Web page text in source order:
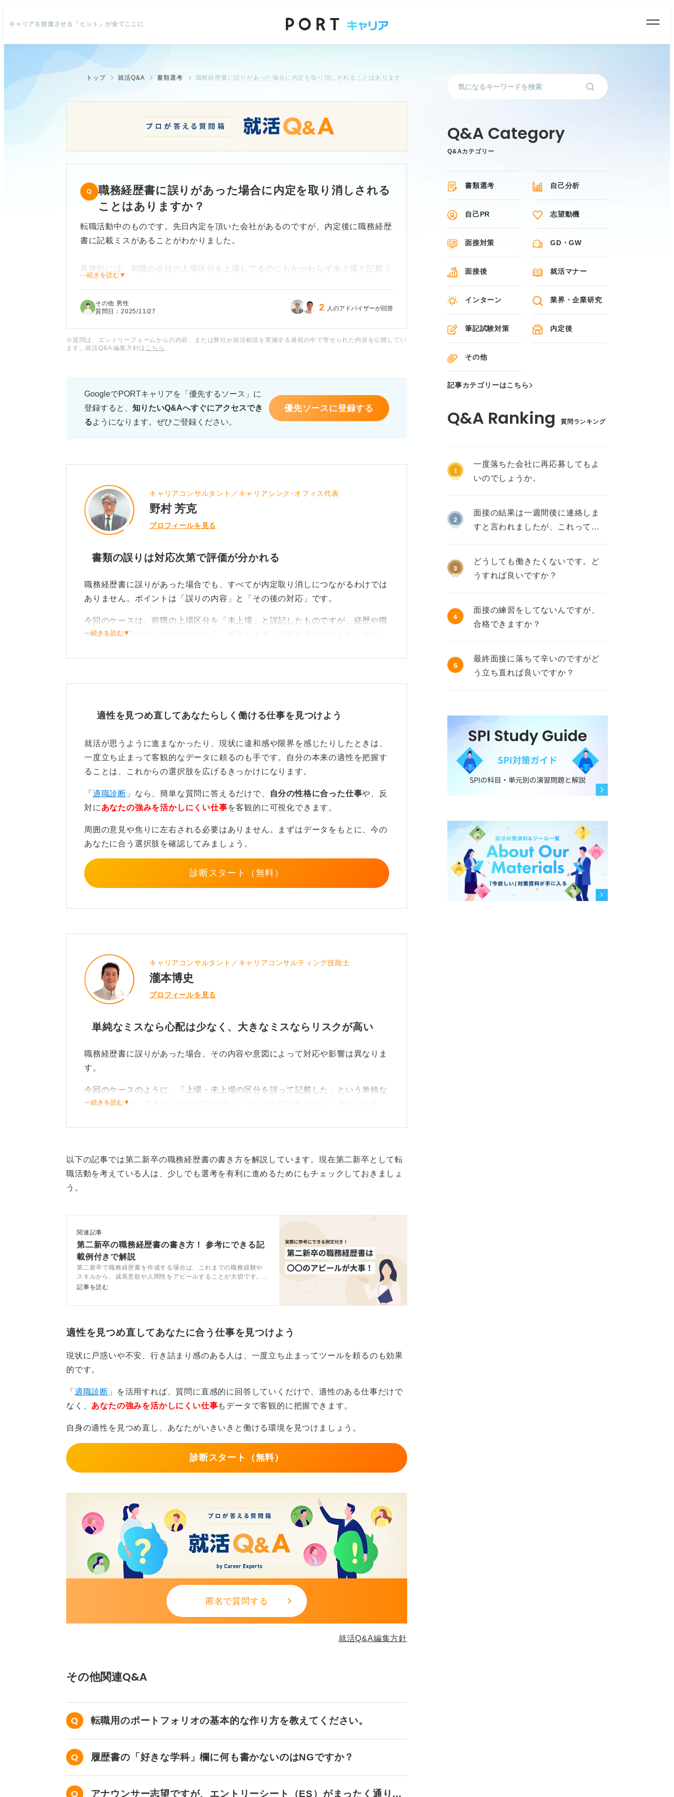
キャリアを前進させる「ヒント」が全てここに
トップ 就活Q&A 書類選考 職務経歴書に誤りがあった場合に内定を取り消しされることはありますか？
職務経歴書に誤りがあった場合に内定を取り消しされる
ことはありますか？
転職活動中のものです。先日内定を頂いた会社があるのですが、内定後に職務経歴
書に記載ミスがあることがわかりました。
具体的には、前職の会社の上場区分を上場してるのにもかかわらず未上場と記載ミ
⋯続きを読む▼
その他 男性
質問日：2025/11/27 2 人のアドバイザーが回答
※質問は、エントリーフォームからの内容、または弊社が就活相談を実施する過程の中で寄せられた内容を公開してい
ます。就活Q&A 編集方針は こちら
GoogleでPORTキャリアを「優先するソース」に
登録すると、 知りたいQ&Aへすぐにアクセスでき
るようになります。ぜひご登録ください。
優先ソースに登録する
キャリアコンサルタント／キャリアシンク･オフィス代表
野村 芳克
プロフィールを見る
書類の誤りは対応次第で評価が分かれる
職務経歴書に誤りがあった場合でも、すべてが内定取り消しにつながるわけでは
ありません。ポイントは「誤りの内容」と「その後の対応」です。
今回のケースは、前職の上場区分を「未上場」と誤記したものですが、経歴や職
務内容を故意に偽ったわけではなく、事実と大きく乖離する虚偽でもありませ
示すものです。企業も「人は誰でもミスをする」と理解しています。重大な経歴
ただし、企業側は「細部の確認を怠る人」という印象を持つ可能性もあります。
そのため、訂正時には「この度は記載内容に誤りがあり、混乱を招いてしまい申
し訳ありません。今後は確認を徹底いたします。」と一言添えると安心感を与え
られます。
今後の対策としては、提出書類は必ず第三者にチェックしてもらう、または自分
で時間を空けて見直す習慣を持つことが重要です。
小さなミスも真摯に対応する姿勢が評価につながります。過度に不安を抱かず、
前向きに入社準備を進めて大丈夫です。
0
⋯続きを読む▼
適性を見つめ直してあなたらしく働ける仕事を見つけよう
就活が思うように進まなかったり、現状に違和感や限界を感じたりしたときは、
一度立ち止まって客観的なデータに頼るのも手です。自分の本来の適性を把握す
ることは、これからの選択肢を広げるきっかけになります。
「 適職診断 」なら、簡単な質問に答えるだけで、 自分の性格に合った仕事や、反
対に あなたの強みを活かしにくい仕事を客観的に可視化できます。
周囲の意見や焦りに左右される必要はありません。まずはデータをもとに、今の
あなたに合う選択肢を確認してみましょう。
診断スタート（無料）
キャリアコンサルタント／キャリアコンサルティング技能士
瀧本博史
プロフィールを見る
単純なミスなら心配は少なく、大きなミスならリスクが高い
職務経歴書に誤りがあった場合、その内容や意図によって対応や影響は異なりま
す。
今回のケースのように、「上場・未上場の区分を誤って記載した」という単純な
ミスであれば、基本的には内定取り消しにつながる可能性は低いと考えられま
採用担当者は多くの書類を扱っています。そのため、小さな誤記はよくあること
直に伝え、修正版を提出することです。
ただし、注意点として、故意の虚偽や経歴詐称の場合は内定取り消しのリスクが
大きくなることが挙げられます。
たとえば、学歴や資格の詐称、勤務先や職務内容の偽りなどは、採用意思の決定
伝え、誠実な対応を心掛けることが大切です。
自分を責める必要はない！ 真摯な態度での連絡が大切
ません」などと、簡潔で誠意のある謝罪を添えましょう。
るため、安心して次の選考ステップに臨むことが難しくなります。
企業が内定を取り消す際は正当な理由が求められる
なお、企業が内定を取り消す場合は労働契約法上、「客観的に合理的な理由」と
「社会通念上の相当性」が求められます。軽微な記載ミスや影響の少ない誤りで
もし、内定取り消しの可能性に不安がある場合は、速やかに企業に相談するか、
労働局やキャリアセンターなどの専門窓口に相談することも考慮してください。
たまま次のステップに進めます。
0
⋯続きを読む▼
以下の記事では第二新卒の職務経歴書の書き方を解説しています。現在第二新卒として転
職活動を考えている人は、少しでも選考を有利に進めるためにもチェックしておきましょ
う。
関連記事
第二新卒の職務経歴書の書き方！ 参考にできる記
載例付きで解説
第二新卒で職務経歴書を作成する場合は、これまでの職務経験や
スキルから、成長意欲や人間性をアピールすることが大切です。
記事では、キャリアコンサルタントとともに、採用担当者に響く
記事を読む
適性を見つめ直してあなたに合う仕事を見つけよう
現状に戸惑いや不安、行き詰まり感のある人は、一度立ち止まってツールを頼るのも効果
的です。
「 適職診断 」を活用すれば、質問に直感的に回答していくだけで、適性のある仕事だけで
なく、 あなたの強みを活かしにくい仕事もデータで客観的に把握できます。
自身の適性を見つめ直し、あなたがいきいきと働ける環境を見つけましょう。
診断スタート（無料）
匿名で質問する
就活Q&A編集方針
その他関連Q&A
転職用のポートフォリオの基本的な作り方を教えてください。
履歴書の「好きな学科」欄に何も書かないのはNGですか？
アナウンサー志望ですが、エントリーシート（ES）がまったく通りま
Q&Aカテゴリー
書類選考 自己分析
自己PR 志望動機
面接対策 GD・GW
面接後 就活マナー
インターン 業界・企業研究
筆記試験対策 内定後
その他
記事カテゴリーはこちら
質問ランキング
1
一度落ちた会社に再応募してもよ
いのでしょうか。
2
面接の結果は一週間後に連絡しま
すと言われましたが、これって不
3
どうしても働きたくないです。ど
うすれば良いですか？
4
面接の練習をしてないんですが、
合格できますか？
5
最終面接に落ちて辛いのですがど
う立ち直れば良いですか？